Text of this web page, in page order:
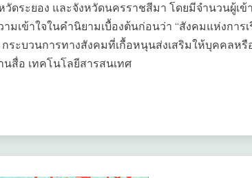
วัดระยอง และจังหวัดนครราชสีมา โดยมีจำนวนผู้เ
เข้าใจในคำนิยามเบื้องต้นก่อนว่า “สังคมแห่งการเ
กระบวนการทางสังคมที่เกื้อหนุนส่งเสริมให้บุคคล
นสื่อ เทคโนโลยีสารสนเทศ